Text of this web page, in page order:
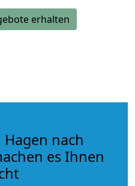
erhalten
nach
es Ihnen